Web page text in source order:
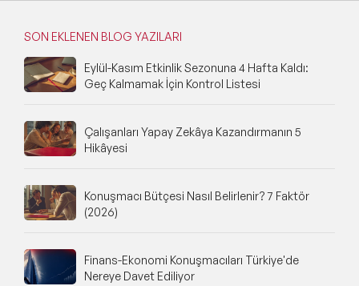
SON EKLENEN BLOG YAZILARI
Eylül-Kasım Etkinlik Sezonuna 4 Hafta Kaldı:
Geç Kalmamak İçin Kontrol Listesi
Çalışanları Yapay Zekâya Kazandırmanın 5
Hikâyesi
Konuşmacı Bütçesi Nasıl Belirlenir? 7 Faktör
(2026)
Finans-Ekonomi Konuşmacıları Türkiye'de
Nereye Davet Ediliyor